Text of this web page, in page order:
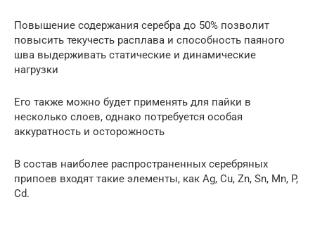
Повышение содержания серебра до 50% позволит
повысить текучесть расплава и способность паяного
шва выдерживать статические и динамические
нагрузки
Его также можно будет применять для пайки в
несколько слоев, однако потребуется особая
аккуратность и осторожность
В состав наиболее распространенных серебряных
припоев входят такие элементы, как Ag, Cu, Zn, Sn, Mn, P,
Cd.